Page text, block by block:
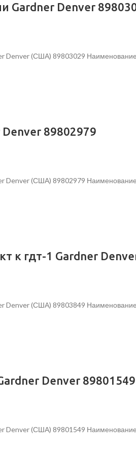
Gardner Denver
Denver (США) 89803029
89802979
Denver (США) 89802979
к гдт-1 Gardner
Denver (США) 89803849
Denver 89801549
Denver (США) 89801549